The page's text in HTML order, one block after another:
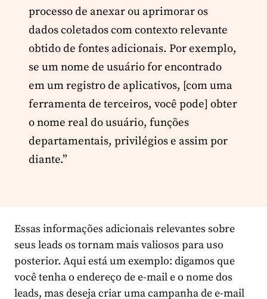
processo de anexar ou aprimorar os
dados coletados com contexto relevante
obtido de fontes adicionais. Por exemplo,
se um nome de usuário for encontrado
em um registro de aplicativos, [com uma
ferramenta de terceiros, você pode] obter
o nome real do usuário, funções
departamentais, privilégios e assim por
diante.”
Essas informações adicionais relevantes sobre
seus leads os tornam mais valiosos para uso
posterior. Aqui está um exemplo: digamos que
você tenha o endereço de e-mail e o nome dos
leads, mas deseja criar uma campanha de e-mail